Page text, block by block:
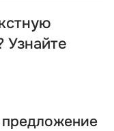
Узнайте